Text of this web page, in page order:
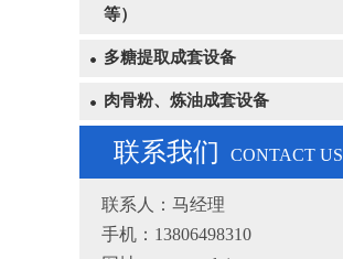
等）
多糖提取成套设备
肉骨粉、炼油成套设备
联系我们 CONTACT US
联系人：马经理
手机：13806498310